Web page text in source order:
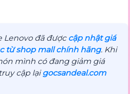
Lenovo đã được cập nhật giá
từ shop mall chính hãng. Khi
mình có đang giảm giá
cập lạigocsandeal.com